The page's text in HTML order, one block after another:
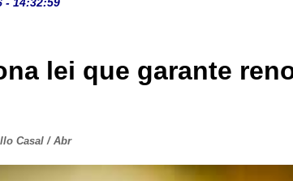
lei que garante
Casal / Abr